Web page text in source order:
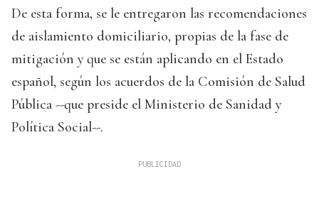
De esta forma, se le entregaron las recomendaciones
de aislamiento domiciliario, propias de la fase de
mitigación y que se están aplicando en el Estado
español, según los acuerdos de la Comisión de Salud
Pública --que preside el Ministerio de Sanidad y
Política Social--.